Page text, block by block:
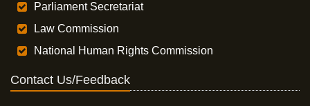
Parliament Secretariat
Law Commission
National Human Rights Commission
Contact Us/Feedback